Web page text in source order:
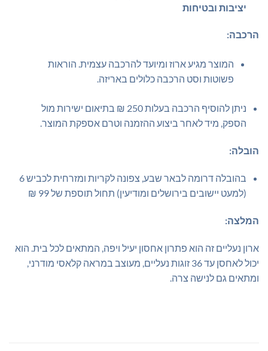
יציבות ובטיחות
הרכבה:
המוצר מגיע ארוז ומיועד להרכבה עצמית. הוראות
פשוטות וסט הרכבה כלולים באריזה.
ניתן להוסיף הרכבה בעלות 250 ₪ בתיאום ישירות מול
הספק, מיד לאחר ביצוע ההזמנה וטרם אספקת המוצר.
הובלה:
בהובלה דרומה לבאר שבע, צפונה לקריות ומזרחית לכביש 6
(למעט יישובים בירושלים ומודיעין) תחול תוספת של 99 ₪
המלצה:
ארון נעליים זה הוא פתרון אחסון יעיל ויפה, המתאים לכל בית. הוא
יכול לאחסן עד 36 זוגות נעליים, מעוצב במראה קלאסי מודרני,
ומתאים גם לנישה צרה.